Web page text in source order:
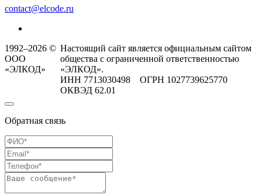
contact@elcode.ru
1992–2026 ©
ООО
«ЭЛКОД»
Настоящий сайт является официальным сайтом
общества с ограниченной ответственностью
«ЭЛКОД».
ИНН 7713030498 ОГРН 1027739625770
ОКВЭД 62.01
Обратная связь